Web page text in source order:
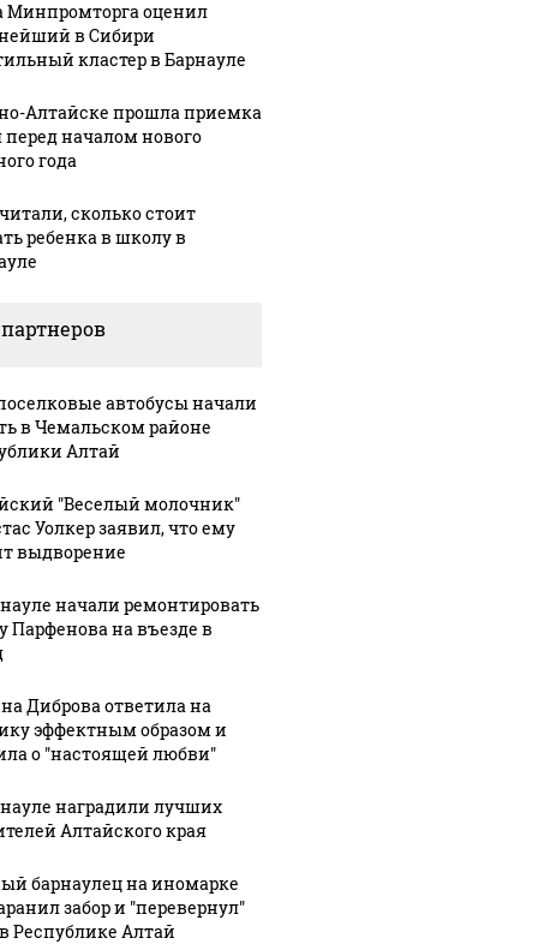
событий не
с 1945: чего
всем нам?
В магазинах России
ажиотаж из-за этого
Громкий
хлопок
Минпромторга оценил
в Сибири
кластер в Барнауле
Алтайске прошла приемка
началом нового
года
сколько стоит
ребенка в школу в
автобусы начали
в Чемальском районе
Алтай
"Веселый молочник"
Уолкер заявил, что ему
выдворение
начали ремонтировать
Парфенова на въезде в
Диброва ответила на
эффектным образом и
о "настоящей любви"
наградили лучших
Алтайского края
барнаулец на иномарке
забор и "перевернул"
Республике Алтай